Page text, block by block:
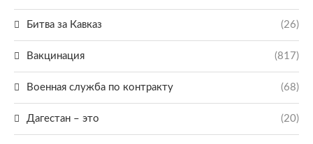
Битва за Кавказ (26)
Вакцинация (817)
Военная служба по контракту (68)
Дагестан – это (20)